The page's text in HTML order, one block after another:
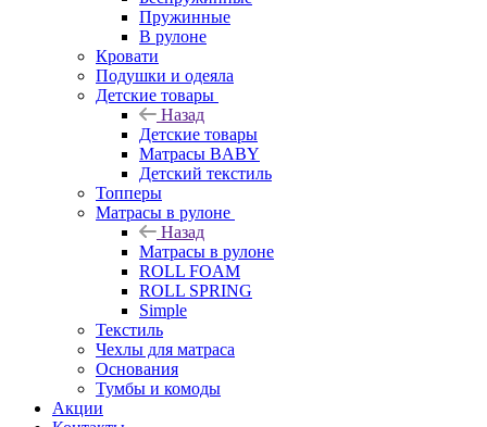
Пружинные
В рулоне
Кровати
Подушки и одеяла
Детские товары
Назад
Детские товары
Матрасы BABY
Детский текстиль
Топперы
Матрасы в рулоне
Назад
Матрасы в рулоне
ROLL FOAM
ROLL SPRING
Simple
Текстиль
Чехлы для матраса
Основания
Тумбы и комоды
Акции